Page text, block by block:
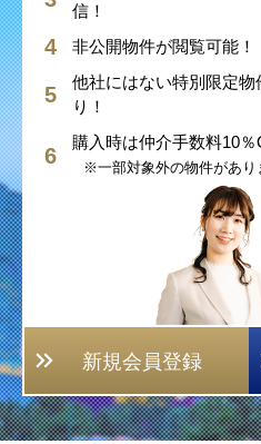
信！
非公開物件が閲覧可能！
他社にはない特別限定
り！
購入時は仲介手数料10％
※一部対象外の物件があり
新規会員登録